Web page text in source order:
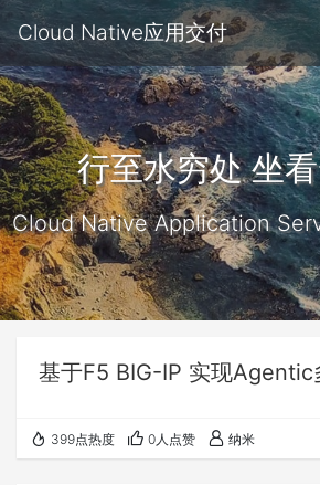
Cloud Native应用交付
行至水穷处 坐
Cloud Native Application
399点热度 0人点赞 纳米